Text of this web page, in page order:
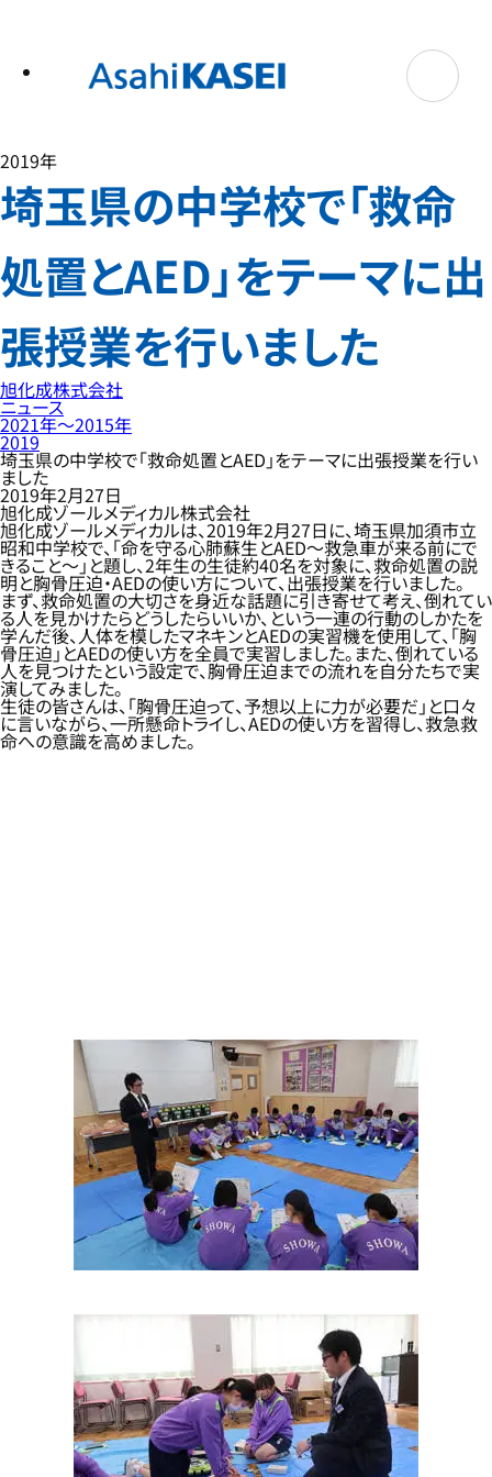
2019年
埼玉県の中学校で「救命
処置とAED」をテーマに出
張授業を行いました
旭化成株式会社
ニュース
2021年〜2015年
2019
埼玉県の中学校で「救命処置とAED」をテーマに出張授業を行い
ました
2019年2月27日
旭化成ゾールメディカル株式会社
旭化成ゾールメディカルは、2019年2月27日に、埼玉県加須市立
昭和中学校で、「命を守る心肺蘇生とAED～救急車が来る前にで
きること～」と題し、2年生の生徒約40名を対象に、救命処置の説
明と胸骨圧迫・AEDの使い方について、出張授業を行いました。
まず、救命処置の大切さを身近な話題に引き寄せて考え、倒れてい
る人を見かけたらどうしたらいいか、という一連の行動のしかたを
学んだ後、人体を模したマネキンとAEDの実習機を使用して、「胸
骨圧迫」とAEDの使い方を全員で実習しました。また、倒れている
人を見つけたという設定で、胸骨圧迫までの流れを自分たちで実
演してみました。
生徒の皆さんは、「胸骨圧迫って、予想以上に力が必要だ」と口々
に言いながら、一所懸命トライし、AEDの使い方を習得し、救急救
命への意識を高めました。